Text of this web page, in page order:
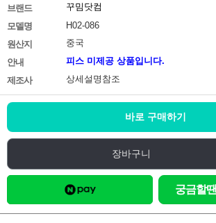
브랜드
꾸밈닷컴
모델명
H02-086
원산지
중국
안내
피스 미제공 상품입니다.
제조사
상세설명참조
바로 구매하기
장바구니
궁금할땐